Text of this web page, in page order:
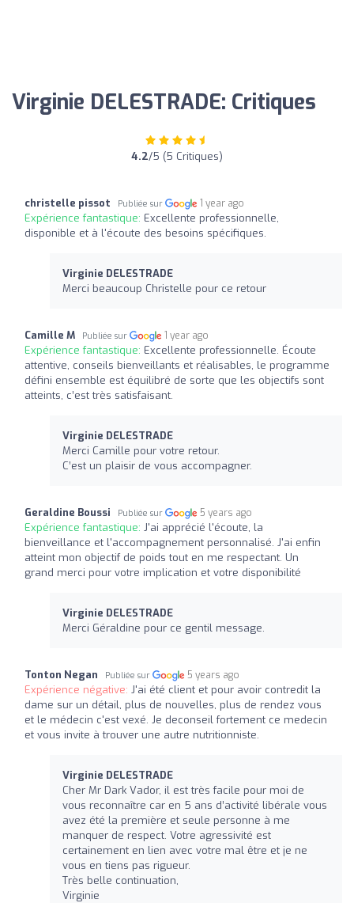
Virginie DELESTRADE: Critiques
4.2/5 (5 Critiques)
christelle pissot Publiée sur 1 year ago
Expérience fantastique: Excellente professionnelle,
disponible et à l'écoute des besoins spécifiques.
Virginie DELESTRADE
Merci beaucoup Christelle pour ce retour
Camille M Publiée sur 1 year ago
Expérience fantastique: Excellente professionnelle. Écoute
attentive, conseils bienveillants et réalisables, le programme
défini ensemble est équilibré de sorte que les objectifs sont
atteints, c’est très satisfaisant.
Virginie DELESTRADE
Merci Camille pour votre retour.
C’est un plaisir de vous accompagner.
Geraldine Boussi Publiée sur 5 years ago
Expérience fantastique: J'ai apprécié l'écoute, la
bienveillance et l'accompagnement personnalisé. J'ai enfin
atteint mon objectif de poids tout en me respectant. Un
grand merci pour votre implication et votre disponibilité
Virginie DELESTRADE
Merci Géraldine pour ce gentil message.
Tonton Negan Publiée sur 5 years ago
Expérience négative: J'ai été client et pour avoir contredit la
dame sur un détail, plus de nouvelles, plus de rendez vous
et le médecin c'est vexé. Je deconseil fortement ce medecin
et vous invite à trouver une autre nutritionniste.
Virginie DELESTRADE
Cher Mr Dark Vador, il est très facile pour moi de
vous reconnaître car en 5 ans d’activité libérale vous
avez été la première et seule personne à me
manquer de respect. Votre agressivité est
certainement en lien avec votre mal être et je ne
vous en tiens pas rigueur.
Très belle continuation,
Virginie